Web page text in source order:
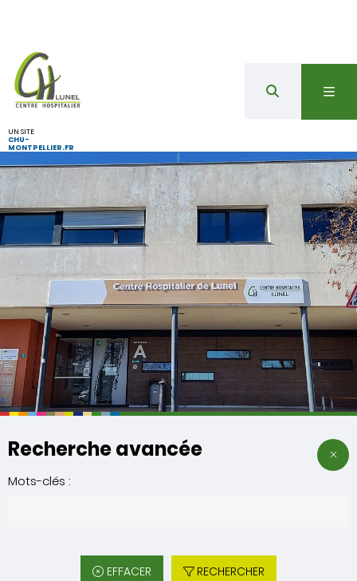
UN SITE
CHU-
MONTPELLIER.FR
Recherche avancée
Mots-clés :
EFFACER RECHERCHER